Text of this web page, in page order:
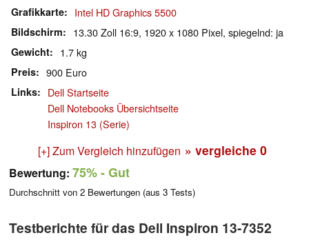
Grafikkarte Intel HD Graphics 5500
Bildschirm 13.30 Zoll 16:9, 1920 x 1080 Pixel, spiegelnd: ja
Gewicht 1.7 kg
Preis 900 Euro
Links
Dell Startseite
Dell Notebooks Übersichtseite
Inspiron 13 (Serie)
[+] Zum Vergleich hinzufügen » vergleiche 0
Bewertung: 75%- Gut
Durchschnitt von 2 Bewertungen (aus 3 Tests)
Testberichte für das Dell Inspiron 13-7352